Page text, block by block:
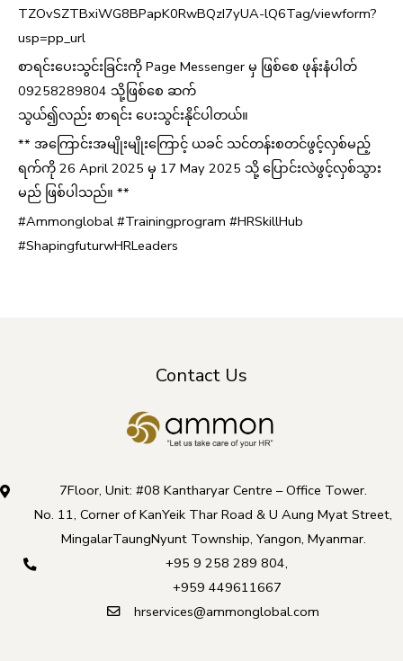
TZOvSZTBxiWG8BPapK0RwBQzI7yUA-lQ6Tag/viewform?
usp=pp_url
စာရင်းပေးသွင်းခြင်းကို Page Messenger မှ ဖြစ်စေ ဖုန်းနံပါတ်
09258289804 သို့ဖြစ်စေ ဆက်
သွယ်၍လည်း စာရင်း ပေးသွင်းနိုင်ပါတယ်။
** အကြောင်းအမျိုးမျိုးကြောင့် ယခင် သင်တန်းစတင်ဖွင့်လှစ်မည့်
ရက်ကို 26 April 2025 မှ 17 May 2025 သို့ ပြောင်းလဲဖွင့်လှစ်သွား
မည် ဖြစ်ပါသည်။ **
#Ammonglobal #Trainingprogram #HRSkillHub
#ShapingfuturwHRLeaders
Contact Us
7Floor, Unit: #08 Kantharyar Centre – Office Tower.
No. 11, Corner of KanYeik Thar Road & U Aung Myat Street,
MingalarTaungNyunt Township, Yangon, Myanmar.
+95 9 258 289 804,
+959 449611667
hrservices@ammonglobal.com